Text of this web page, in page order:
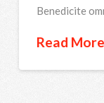
Benedicite
Read More